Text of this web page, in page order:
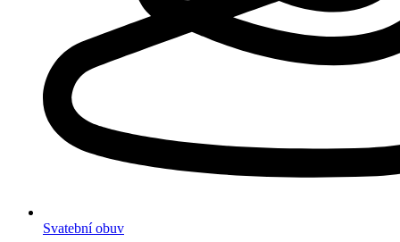
Svatební obuv